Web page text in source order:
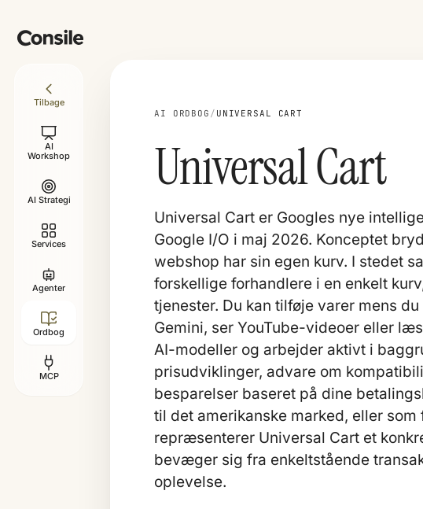
Tilbage
AI
Workshop
AI Strategi
Services
Agenter
Ordbog
MCP
AI ORDBOG / UNIVERSAL CART
Universal Cart
Universal Cart er Googles nye
Google I/O i maj 2026. Konceptet
webshop har sin egen kurv. I stedet
forskellige forhandlere i en enkelt
tjenester. Du kan tilføje varer mens
Gemini, ser YouTube-videoer eller
AI-modeller og arbejder aktivt i
prisudviklinger, advare om
besparelser baseret på dine
til det amerikanske marked, eller
repræsenterer Universal Cart et
bevæger sig fra enkeltstående
oplevelse.